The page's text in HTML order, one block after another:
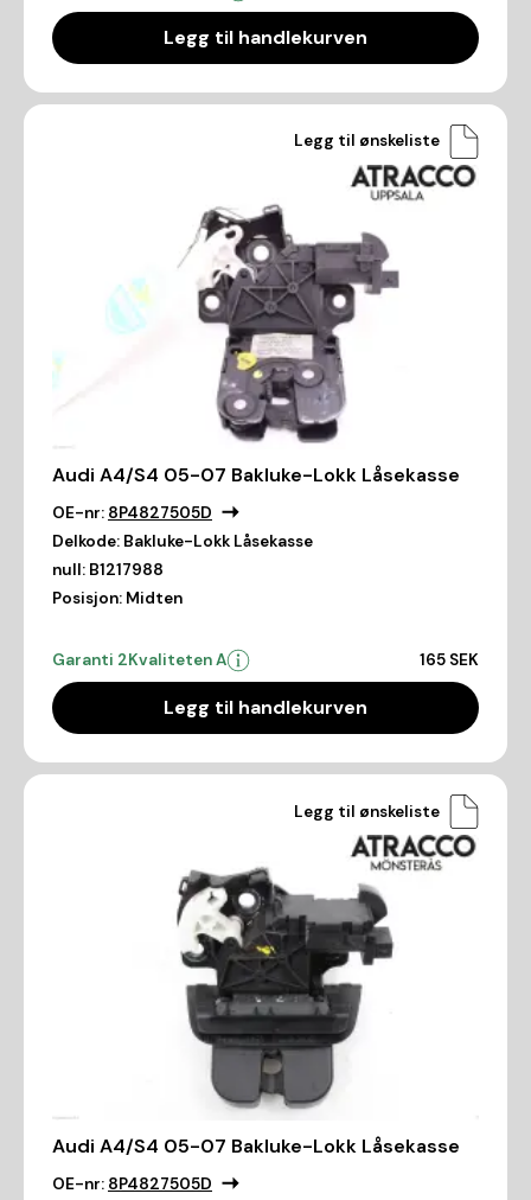
Legg til handlekurven
Legg til ønskeliste
Audi A4/S4 05-07 Bakluke-Lokk Låsekasse
OE-nr: 8P4827505D
Delkode: Bakluke-Lokk Låsekasse
null: B1217988
Posisjon: Midten
Garanti 2Kvaliteten A 165 SEK
Legg til handlekurven
Legg til ønskeliste
Audi A4/S4 05-07 Bakluke-Lokk Låsekasse
OE-nr: 8P4827505D